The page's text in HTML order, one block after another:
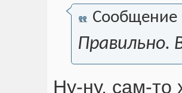
Сообщение
Ну-ну, сам-то